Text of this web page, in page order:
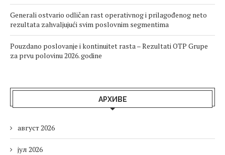
Generali ostvario odličan rast operativnog i prilagođenog neto
rezultata zahvaljujući svim poslovnim segmentima
Pouzdano poslovanje i kontinuitet rasta – Rezultati OTP Grupe
za prvu polovinu 2026. godine
АРХИВЕ
август 2026
јул 2026